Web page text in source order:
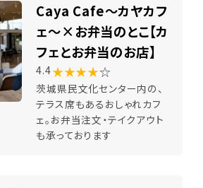
Caya Cafe～カヤカフ
ェ～×お弁当のとこ【カ
フェとお弁当のお店】
4.4★★★★☆
茨城県民文化センター内の、
テラス席もあるおしゃれカフ
ェ。お弁当注文・テイクアウト
も承っております